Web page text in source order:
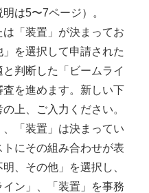
は5〜7ページ）。
は「装置」が決まってお
を選択して申請された
判断した「ビームライ
を進めます。新しい下
上、ご入力ください。
「装置」は決まってい
にその組み合わせが表
、その他」を選択し、
ン」、「装置」を事務